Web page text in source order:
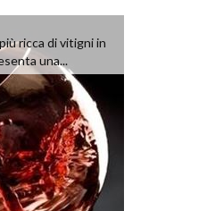
ricca di vitigni in
una...